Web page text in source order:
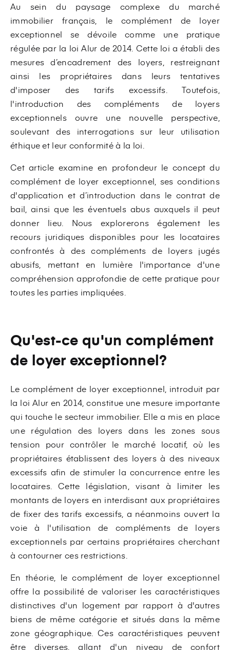
Au sein du paysage complexe du marché
immobilier français, le complément de loyer
exceptionnel se dévoile comme une pratique
régulée par la loi Alur de 2014. Cette loi a établi des
mesures d’encadrement des loyers, restreignant
ainsi les propriétaires dans leurs tentatives
d'imposer des tarifs excessifs. Toutefois,
l'introduction des compléments de loyers
exceptionnels ouvre une nouvelle perspective,
soulevant des interrogations sur leur utilisation
éthique et leur conformité à la loi.
Cet article examine en profondeur le concept du
complément de loyer exceptionnel, ses conditions
d'application et d’introduction dans le contrat de
bail, ainsi que les éventuels abus auxquels il peut
donner lieu. Nous explorerons également les
recours juridiques disponibles pour les locataires
confrontés à des compléments de loyers jugés
abusifs, mettant en lumière l'importance d'une
compréhension approfondie de cette pratique pour
toutes les parties impliquées.
Qu'est-ce qu'un complément
de loyer exceptionnel?
Le complément de loyer exceptionnel, introduit par
la loi Alur en 2014, constitue une mesure importante
qui touche le secteur immobilier. Elle a mis en place
une régulation des loyers dans les zones sous
tension pour contrôler le marché locatif, où les
propriétaires établissent des loyers à des niveaux
excessifs afin de stimuler la concurrence entre les
locataires. Cette législation, visant à limiter les
montants de loyers en interdisant aux propriétaires
de fixer des tarifs excessifs, a néanmoins ouvert la
voie à l'utilisation de compléments de loyers
exceptionnels par certains propriétaires cherchant
à contourner ces restrictions.
En théorie, le complément de loyer exceptionnel
offre la possibilité de valoriser les caractéristiques
distinctives d'un logement par rapport à d'autres
biens de même catégorie et situés dans la même
zone géographique. Ces caractéristiques peuvent
être diverses, allant d'un niveau de confort